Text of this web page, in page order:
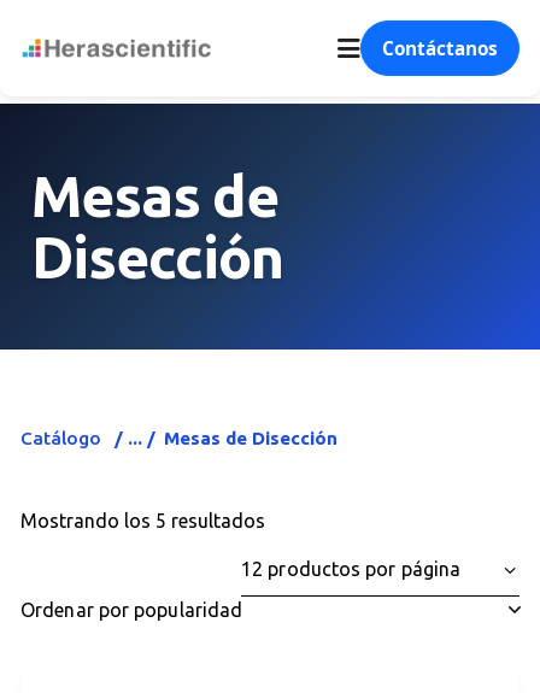
Contáctanos
Mesas de
Disección
Catálogo Mesas de Disección
Mostrando los 5 resultados